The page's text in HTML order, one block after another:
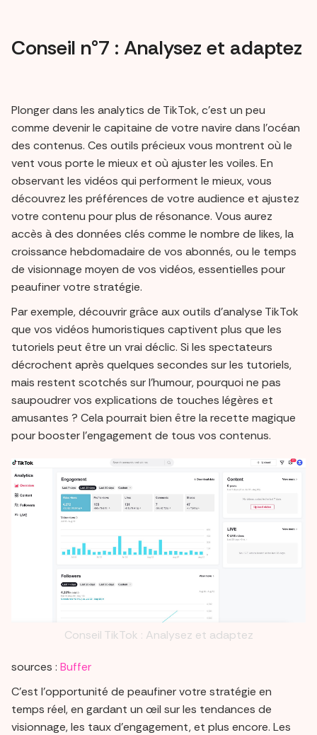
Conseil n°7 : Analysez et adaptez
Plonger dans les analytics de TikTok, c'est un peu
comme devenir le capitaine de votre navire dans l'océan
des contenus. Ces outils précieux vous montrent où le
vent vous porte le mieux et où ajuster les voiles. En
observant les vidéos qui performent le mieux, vous
découvrez les préférences de votre audience et ajustez
votre contenu pour plus de résonance. Vous aurez
accès à des données clés comme le nombre de likes, la
croissance hebdomadaire de vos abonnés, ou le temps
de visionnage moyen de vos vidéos, essentielles pour
peaufiner votre stratégie.
Par exemple, découvrir grâce aux outils d'analyse TikTok
que vos vidéos humoristiques captivent plus que les
tutoriels peut être un vrai déclic. Si les spectateurs
décrochent après quelques secondes sur les tutoriels,
mais restent scotchés sur l'humour, pourquoi ne pas
saupoudrer vos explications de touches légères et
amusantes ? Cela pourrait bien être la recette magique
pour booster l'engagement de tous vos contenus.
Conseil TikTok : Analysez et adaptez
sources : Buffer
C'est l'opportunité de peaufiner votre stratégie en
temps réel, en gardant un œil sur les tendances de
visionnage, les taux d'engagement, et plus encore. Les